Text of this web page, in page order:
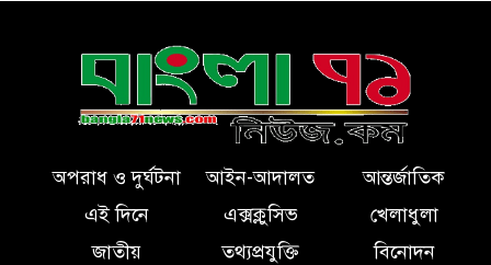
অপরাধ ও দুর্ঘটনা আইন-আদালত
আন্তর্জাতিক
এই দিনে
এক্সক্লুসিভ
খেলাধুলা
জাতীয়
তথ্যপ্রযুক্তি
বিনোদন